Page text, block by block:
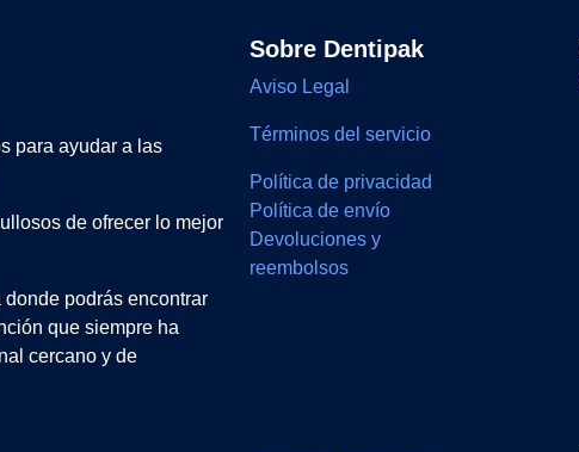
Sobre Dentipak
Aviso Legal
Términos del servicio
Política de privacidad
Política de envío
Devoluciones y
reembolsos
para ayudar a las
de ofrecer lo mejor
podrás encontrar
que siempre ha
cercano y de